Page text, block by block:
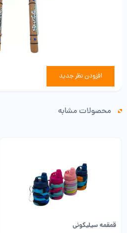
افزودن نظر جدید
محصولات مشابه
قمقمه سیلیکونی